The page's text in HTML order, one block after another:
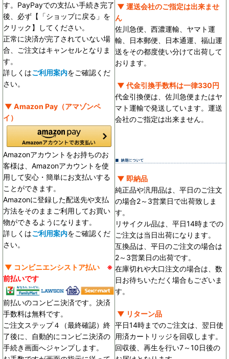
す。PayPayでの支払い手続き完了
後、必ず【「ショップに戻る」を
クリック】してください。
正常に決済が完了されていない場
合、ご注文はキャンセルとなりま
す。
詳しくはご利用案内をご確認くだ
さい。
▼ Amazon Pay（アマゾンペ
イ）
Amazonアカウントをお持ちのお
客様は、Amazonアカウントを使
用して安心・簡単にお支払いする
ことができます。
Amazonに登録した配送先や支払
方法をそのままご利用してお買い
物ができるようになります。
詳しくはご利用案内をご確認くだ
さい。
▼ コンビニエンシストア払い ※
前払いです
前払いのコンビニ決済です。決済
手数料は無料です。
ご注文ステップ４（最終確認）終
了後に、自動的にコンビニ決済の
手続き画面へジャンプします。
▼ 運送会社のご指定は出来ませ
ん
佐川急便、西濃運輸、ヤマト運
輸、日本郵便、日本通運、福山運
送をその都度使い分けて出荷して
おります。
▼ 代金引換手数料は一律330円
代金引換便は、佐川急便またはヤ
マト運輸で発送しています。運送
会社のご指定は出来ません。
▼ 即納品
純正品や汎用品は、平日のご注文
の場合2～3営業日で出荷致しま
す。
リサイクル品は、平日14時までの
ご注文は当日出荷になります。
互換品は、平日のご注文の場合は
2～3営業日の出荷です。
在庫切れや大口注文の場合は、数
日お待ちいただく場合もございま
す。
▼ リターン品
平日14時までのご注文は、翌日使
用済カートリッジを回収します。
回収後、再生を行い7～10日後の